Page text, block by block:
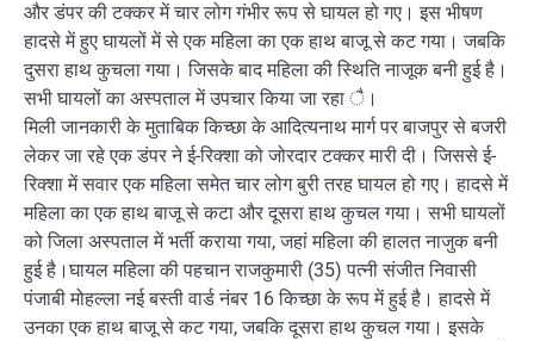
और डंपर की टक्कर में चार लोग गंभीर रूप से घायल हो गए। इस भीषण
हादसे में हुए घायलों में से एक महिला का एक हाथ बाजू से कट गया। जबकि
दुसरा हाथ कुचला गया। जिसके बाद महिला की स्थिति नाजूक बनी हुई है।
सभी घायलों का अस्पताल में उपचार किया जा रहा ै।
मिली जानकारी के मुताबिक किच्छा के आदित्यनाथ मार्ग पर बाजपुर से बजरी
लेकर जा रहे एक डंपर ने ई-रिक्शा को जोरदार टक्कर मारी दी। जिससे ई-
रिक्शा में सवार एक महिला समेत चार लोग बुरी तरह घायल हो गए। हादसे में
महिला का एक हाथ बाजू से कटा और दूसरा हाथ कुचल गया। सभी घायलों
को जिला अस्पताल में भर्ती कराया गया, जहां महिला की हालत नाजुक बनी
हुई है।घायल महिला की पहचान राजकुमारी (35) पत्नी संजीत निवासी
पंजाबी मोहल्ला नई बस्ती वार्ड नंबर 16 किच्छा के रूप में हुई है। हादसे में
उनका एक हाथ बाजू से कट गया, जबकि दूसरा हाथ कुचल गया। इसके